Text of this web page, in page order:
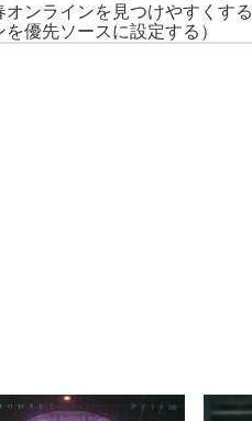
オンラインを見つけやすくする
を優先ソースに設定する）